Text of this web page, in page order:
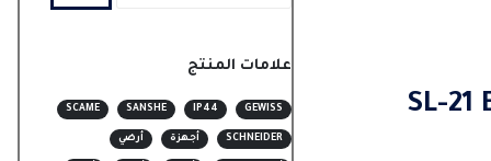
SL-
علامات المنتج
GEWISS
IP44
SANSHE
SCAME
SCHNEIDER أجهزة أرضي